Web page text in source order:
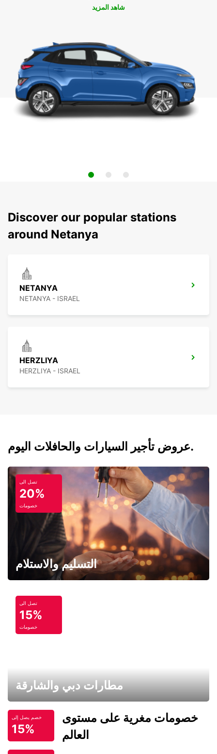
شاهد المزيد
Discover our popular stations
around Netanya
NETANYA
NETANYA - ISRAEL
HERZLIYA
HERZLIYA - ISRAEL
عروض تأجير السيارات والحافلات اليوم.
تصل الى
20%
خصومات
التسليم والاستلام
تصل الى
15%
خصومات
مطارات دبي والشارقة
خصم يصل إلى
15%
خصومات مغرية على مستوى
العالم